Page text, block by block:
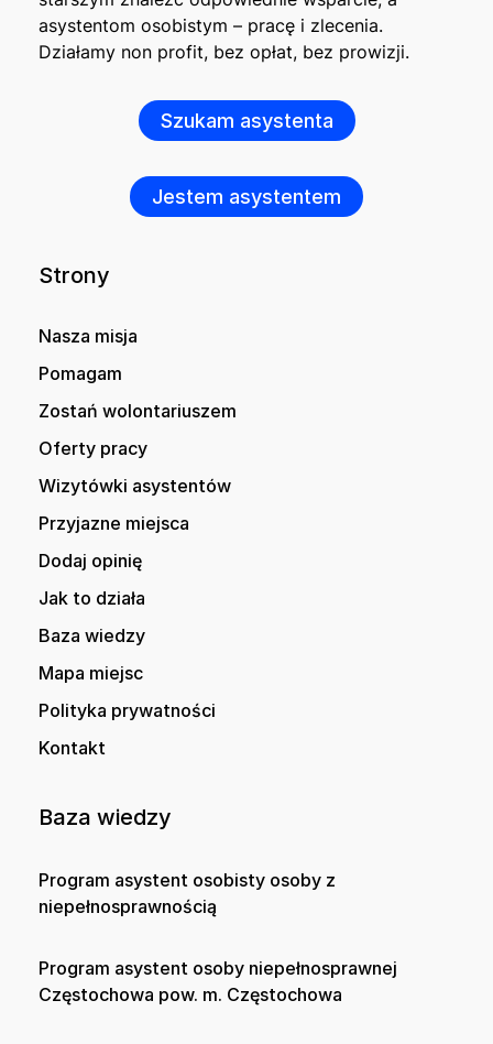
asystentom osobistym – pracę i zlecenia.
Działamy non profit, bez opłat, bez prowizji.
Szukam asystenta
Jestem asystentem
Strony
Nasza misja
Pomagam
Zostań wolontariuszem
Oferty pracy
Wizytówki asystentów
Przyjazne miejsca
Dodaj opinię
Jak to działa
Baza wiedzy
Mapa miejsc
Polityka prywatności
Kontakt
Baza wiedzy
Program asystent osobisty osoby z
niepełnosprawnością
Program asystent osoby niepełnosprawnej
Częstochowa pow. m. Częstochowa